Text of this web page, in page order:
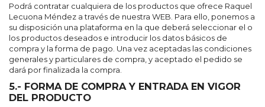
Podrá contratar cualquiera de los productos que ofrece Raquel
Lecuona Méndez a través de nuestra WEB. Para ello, ponemos a
su disposición una plataforma en la que deberá seleccionar el o
los productos deseados e introducir los datos básicos de
compra y la forma de pago. Una vez aceptadas las condiciones
generales y particulares de compra, y aceptado el pedido se
dará por finalizada la compra.
5.- FORMA DE COMPRA Y ENTRADA EN VIGOR
DEL PRODUCTO